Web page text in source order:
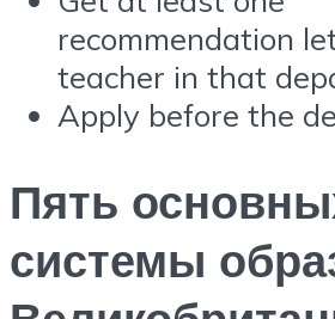
recommendation
teacher in that
Apply before the
Пять
системы